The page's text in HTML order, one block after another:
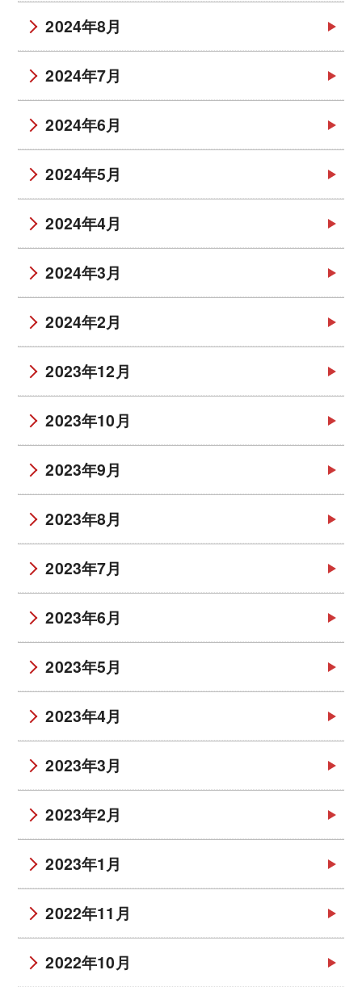
2024年8月
2024年7月
2024年6月
2024年5月
2024年4月
2024年3月
2024年2月
2023年12月
2023年10月
2023年9月
2023年8月
2023年7月
2023年6月
2023年5月
2023年4月
2023年3月
2023年2月
2023年1月
2022年11月
2022年10月